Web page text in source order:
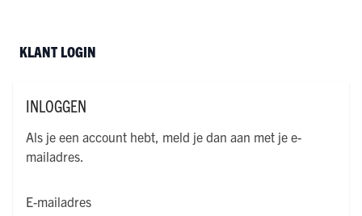
KLANT LOGIN
INLOGGEN
Als je een account hebt, meld je dan aan met je e-
mailadres.
E-mailadres